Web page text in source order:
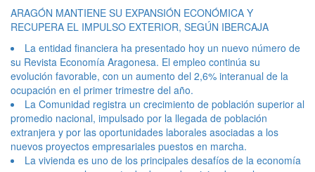
ARAGÓN MANTIENE SU EXPANSIÓN ECONÓMICA Y
RECUPERA EL IMPULSO EXTERIOR, SEGÚN IBERCAJA
La entidad financiera ha presentado hoy un nuevo número de
su Revista Economía Aragonesa. El empleo continúa su
evolución favorable, con un aumento del 2,6% interanual de la
ocupación en el primer trimestre del año.
La Comunidad registra un crecimiento de población superior al
promedio nacional, impulsado por la llegada de población
extranjera y por las oportunidades laborales asociadas a los
nuevos proyectos empresariales puestos en marcha.
La vivienda es uno de los principales desafíos de la economía